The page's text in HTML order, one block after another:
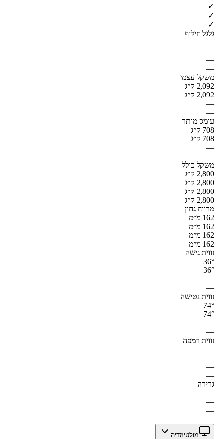
✓
✓
✓
גלגל חילוף
—
—
—
—
משקל עצמי
2,092 ק״ג
2,092 ק״ג
—
—
עומס מותר
708 ק״ג
708 ק״ג
—
—
משקל כולל
2,800 ק״ג
2,800 ק״ג
2,800 ק״ג
2,800 ק״ג
מרווח גחון
162 מ״מ
162 מ״מ
162 מ״מ
162 מ״מ
זווית גישה
36°
36°
—
—
זווית נטישה
74°
74°
—
—
זווית רמפה
—
—
—
—
גרירה
—
—
—
—
מולטימדיה